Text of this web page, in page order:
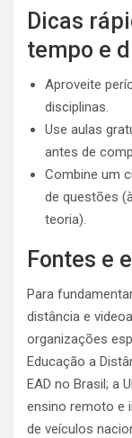
Dicas
tempo e
Aproveite
disciplinas.
Use aulas
antes de
Combine um
de questões
teoria).
Fontes e
Para
distância e
organizações
Educação a
EAD no Brasil; a
ensino remoto e
de veículos